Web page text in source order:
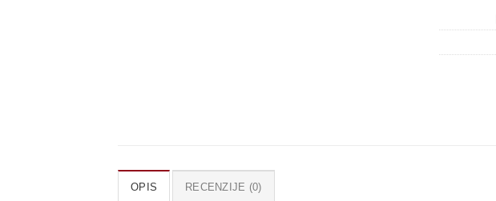
OPIS RECENZIJE (0)